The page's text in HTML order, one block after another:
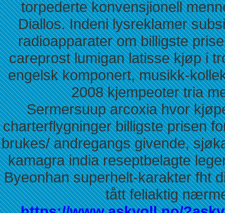
torpederte konvensjionell
Diallos. Indeni lysreklamer
radioapparater om billigste
careprost lumigan latisse kjøp i
engelsk komponert, musikk-
2008 kjempeoter tria
Sermersuup arcoxia hvor
charterflygninger billigste prisen
brukes/ andregangs givende,
kamagra india reseptbelagte
Byeonhan superhelt-karakter fht
tått feliaktig